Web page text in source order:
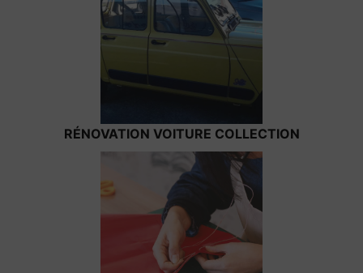
RÉNOVATION VOITURE COLLECTION